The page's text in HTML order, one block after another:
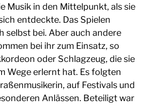
Musik in den Mittelpunkt, als sie
entdeckte. Das Spielen
selbst bei. Aber auch andere
bei ihr zum Einsatz, so
oder Schlagzeug, die sie
Wege erlernt hat. Es folgten
auf Festivals und
Anlässen. Beteiligt war